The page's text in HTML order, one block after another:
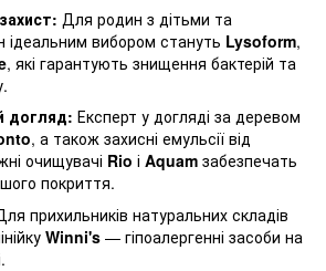
Для родин з дітьми та
ідеальним вибором стануть Lysoform,
, які гарантують знищення бактерій та
догляд: Експерт у догляді за деревом
, а також захисні емульсії від
очищувачі Rio і Aquam забезпечать
покриття.
прихильників натуральних складів
Winni's — гіпоалергенні засоби на